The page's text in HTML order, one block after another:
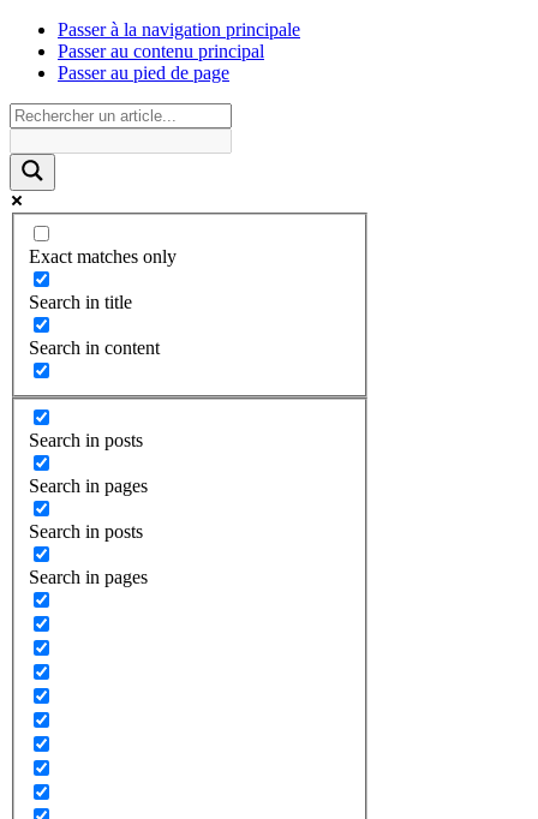
Passer à la navigation principale
Passer au contenu principal
Passer au pied de page
Exact matches only
Search in title
Search in content
Search in posts
Search in pages
Search in posts
Search in pages